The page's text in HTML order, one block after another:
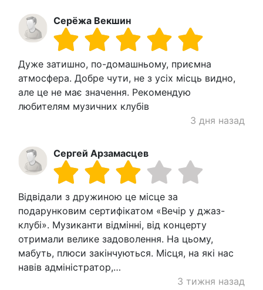
Серёжа Векшин
Дуже затишно, по-домашньому, приємна
атмосфера. Добре чути, не з усіх місць видно,
але це не має значення. Рекомендую
любителям музичних клубів
3 дня назад
Сергей Арзамасцев
Відвідали з дружиною це місце за
подарунковим сертифікатом «Вечір у джаз-
клубі». Музиканти відмінні, від концерту
отримали велике задоволення. На цьому,
мабуть, плюси закінчуються. Місця, на які нас
навів адміністратор,…
3 тижня назад